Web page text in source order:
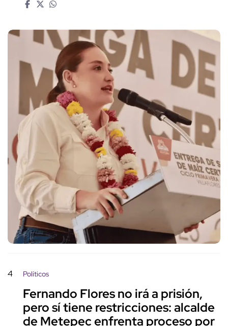
4 Políticos
Fernando Flores no irá a prisión,
pero sí tiene restricciones: alcalde
de Metepec enfrenta proceso por